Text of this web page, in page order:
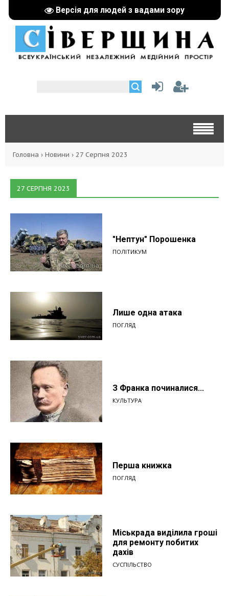
Версія для людей з вадами зору
Головна › Новини › 27 Серпня 2023
27 СЕРПНЯ 2023
"Нептун" Порошенка
ПОЛІТИКУМ
Лише одна атака
ПОГЛЯД
З Франка починалися...
КУЛЬТУРА
Перша книжка
ПОГЛЯД
Міськрада виділила гроші
для ремонту побитих
дахів
СУСПІЛЬСТВО